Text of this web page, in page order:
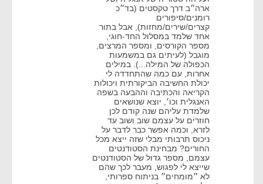
ארה״ב דרך טקסטים (בד״כ
רומנים/סיפורים
קצרים/שירים/מחזות), אבל בתור
אחד שלמד במסלול החד-חוגי,
מספר הקורסים, ומספר המרצים,
מוגבל (לעיתים גם במשמעות
הכפולה של המילה...). במילים
אחרות, עם כמה שהתחדדה לי
יכולת החשיבה הביקורתית ויכולות
הקריאה והכתיבה וההבעה בשפה
האנגלית וכו׳, יוצא שנושאים
שלמדת עליהם שנה קודם לכן
חוזרים על עצמם שוב ושוב עד
לזרא, וכמה אפשר כבר לדבר על
ניכוס תרבותי מבלי שזה ייצא מכל
החורים? מבחינת הסטודנטים
עצמם, מספר גדול של הסטודנטים
שייצא לי לפגוש, מעבר לכך שהם
לא ״מומחים״ בניתוח ספרותי,